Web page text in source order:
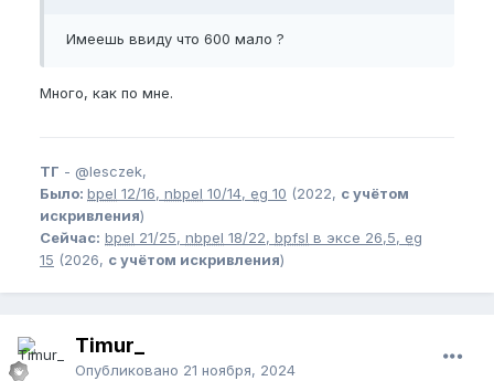
Имеешь ввиду что 600 мало ?
Много, как по мне.
ТГ - @lesczek,
Было: bpel 12/16, nbpel 10/14, eg 10 (2022, с учётом
искривления)
Сейчас: bpel 21/25, nbpel 18/22, bpfsl в эксе 26,5, eg
15 (2026, с учётом искривления)
Timur_
Опубликовано 21 ноября, 2024